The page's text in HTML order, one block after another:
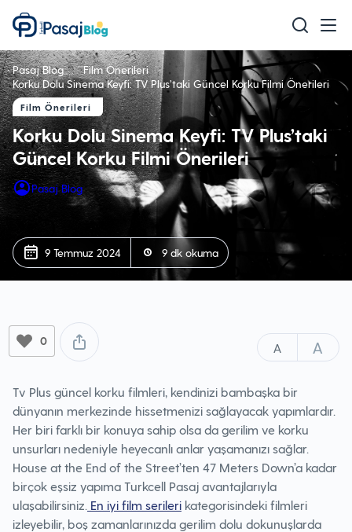
Teknoloji
Mobil
Oyun
Sağlık & Bakım
Ev & Yaşam
Eğitim
Pasaj Blog
Film Önerileri
Korku Dolu Sinema Keyfi: TV Plus’taki Güncel Korku Filmi Önerileri
Film Önerileri
Korku Dolu Sinema Keyfi: TV Plus’taki
Güncel Korku Filmi Önerileri
Pasaj Blog
9 Temmuz 2024 9 dk okuma
0 A A
Tv Plus güncel korku filmleri, kendinizi bambaşka bir
dünyanın merkezinde hissetmenizi sağlayacak yapımlardır.
Her biri farklı bir konuya sahip olsa da gerilim ve korku
unsurları nedeniyle heyecanlı anlar yaşamanızı sağlar.
House at the End of the Street’ten 47 Meters Down’a kadar
birçok eşsiz yapıma Turkcell Pasaj avantajlarıyla
ulaşabilirsiniz. En iyi film serileri kategorisindeki filmleri
izleyebilir, boş zamanlarınızda gerilim dolu dokunuşlarda